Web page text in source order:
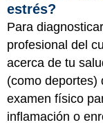
estrés?
Para
profesional del
acerca de tu
(como deportes)
examen físico
inflamación o